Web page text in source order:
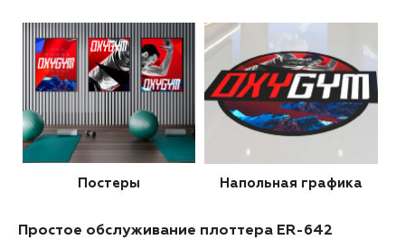
Постеры Напольная графика
Простое обслуживание плоттера ER-642